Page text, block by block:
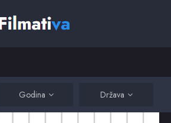
Godina Država